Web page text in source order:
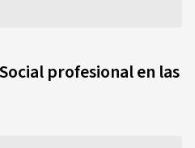
profesional en las